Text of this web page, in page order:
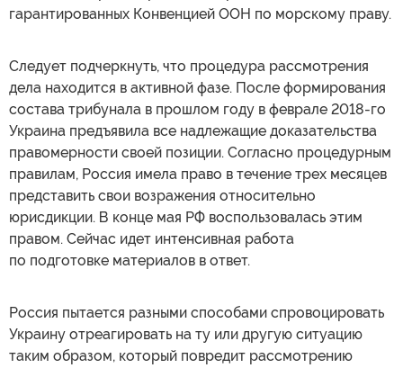
гарантированных Конвенцией ООН по морскому праву.
Следует подчеркнуть, что процедура рассмотрения
дела находится в активной фазе. После формирования
состава трибунала в прошлом году в феврале 2018-го
Украина предъявила все надлежащие доказательства
правомерности своей позиции. Согласно процедурным
правилам, Россия имела право в течение трех месяцев
представить свои возражения относительно
юрисдикции. В конце мая РФ воспользовалась этим
правом. Сейчас идет интенсивная работа
по подготовке материалов в ответ.
Россия пытается разными способами спровоцировать
Украину отреагировать на ту или другую ситуацию
таким образом, который повредит рассмотрению